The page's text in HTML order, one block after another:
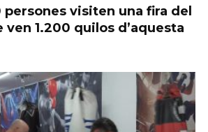
persones visiten una fira del
1.200 quilos d’aquesta